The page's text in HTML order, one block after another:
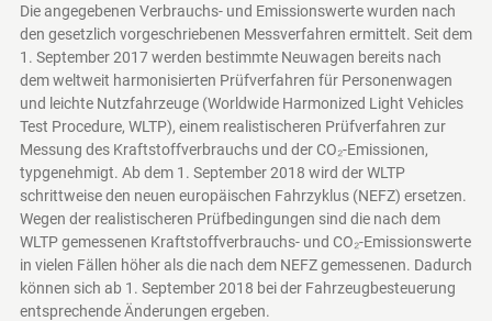
Die angegebenen Verbrauchs- und Emissionswerte wurden nach
den gesetzlich vorgeschriebenen Messverfahren ermittelt. Seit dem
1. September 2017 werden bestimmte Neuwagen bereits nach
dem weltweit harmonisierten Prüfverfahren für Personenwagen
und leichte Nutzfahrzeuge (Worldwide Harmonized Light Vehicles
Test Procedure, WLTP), einem realistischeren Prüfverfahren zur
Messung des Kraftstoffverbrauchs und der CO₂-Emissionen,
typgenehmigt. Ab dem 1. September 2018 wird der WLTP
schrittweise den neuen europäischen Fahrzyklus (NEFZ) ersetzen.
Wegen der realistischeren Prüfbedingungen sind die nach dem
WLTP gemessenen Kraftstoffverbrauchs- und CO₂-Emissionswerte
in vielen Fällen höher als die nach dem NEFZ gemessenen. Dadurch
können sich ab 1. September 2018 bei der Fahrzeugbesteuerung
entsprechende Änderungen ergeben.